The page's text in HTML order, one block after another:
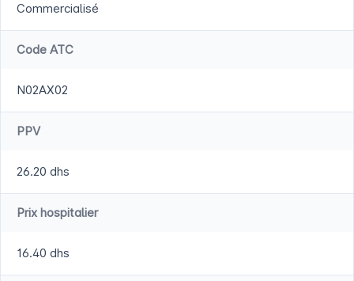
Commercialisé
Code ATC
N02AX02
PPV
26.20 dhs
Prix hospitalier
16.40 dhs